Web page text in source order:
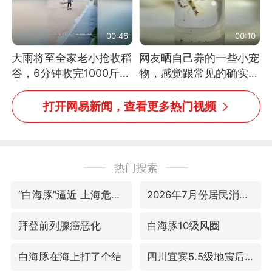
00:46
大雨将至全家老小抢收稻
谷，6分钟收完1000斤，
没有一个人掉链子
00:10
网友晒自己养的一些小宠
物，感觉跟常见的确实有
些不一样
打开网易新闻，查看更多热门视频
热门搜索
“白海豚”逼近 上海危险区域已转移3.03万人 2026年7月份居民消费价格同比上涨0.5%
拜登前列腺癌恶化 白海豚10级风圈
白海豚在海上打了个结 四川宜宾5.5级地震后余震为何不断